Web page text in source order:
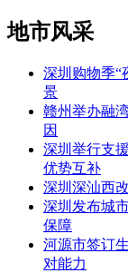
地市风采
深圳购物季“
景
赣州举办融
因
深圳举行支
优势互补
深圳深汕西
深圳发布城
保障
河源市签订
对能力